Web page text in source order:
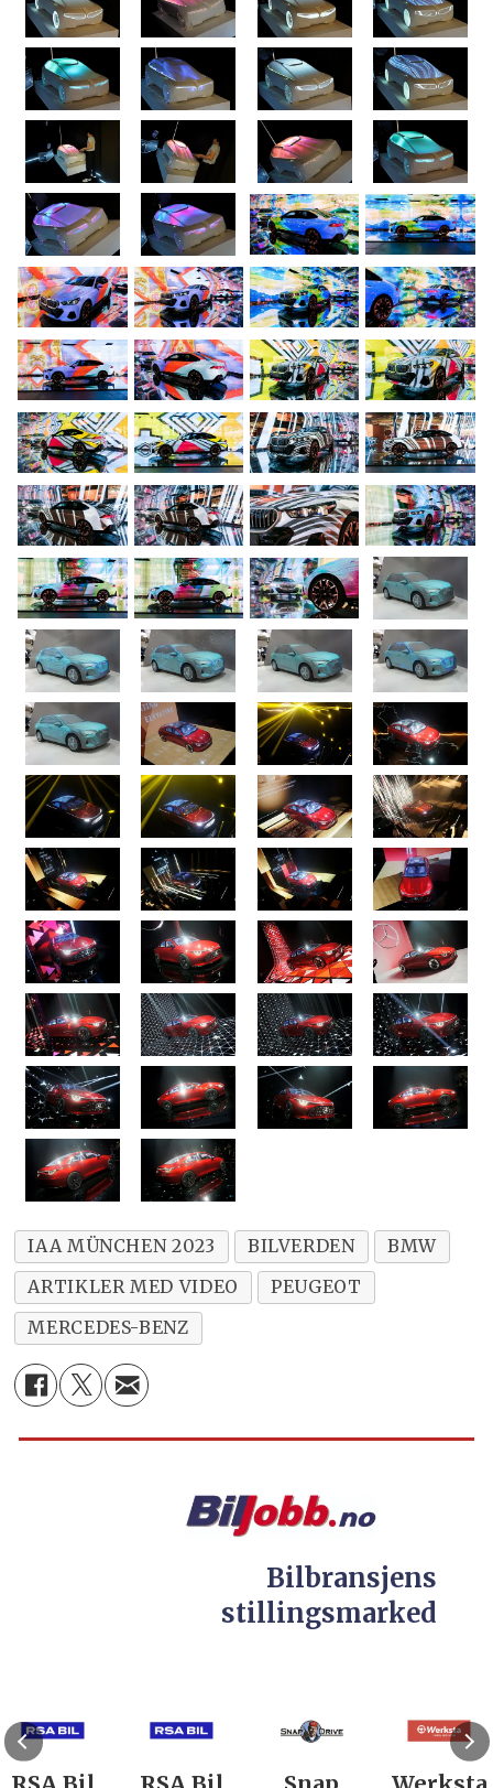
IAA MÜNCHEN 2023 BILVERDEN
BMW
ARTIKLER MED VIDEO
PEUGEOT
MERCEDES-BENZ
Bilbransjens
stillingsmarked